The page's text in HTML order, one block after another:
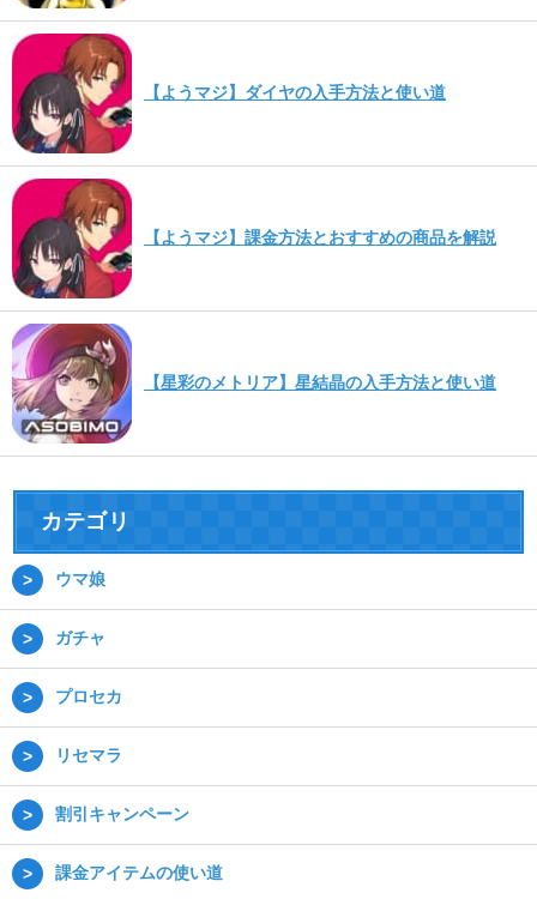
【ようマジ】ダイヤの入手方法と使い道
【ようマジ】課金方法とおすすめの商品を解説
【星彩のメトリア】星結晶の入手方法と使い道
カテゴリ
ウマ娘
ガチャ
プロセカ
リセマラ
割引キャンペーン
課金アイテムの使い道